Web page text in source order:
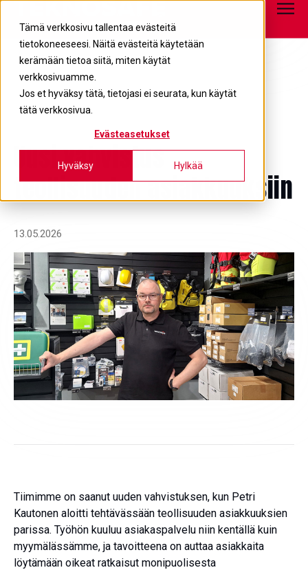
Tämä verkkosivu tallentaa evästeitä
tietokoneeseesi. Näitä evästeitä käytetään
kerämään tietoa siitä, miten käytät
verkkosivuamme.
Jos et hyväksy tätä, tietojasi ei seurata, kun käytät
tätä verkkosivua.
Evästeasetukset
Hyväksy Hylkää
05 680 7700
Uusi vahvistus
teollisuuden asiakkuuksiin
13.05.2026
Tiimimme on saanut uuden vahvistuksen, kun Petri
Kautonen aloitti tehtävässään teollisuuden asiakkuuksien
parissa. Työhön kuuluu asiakaspalvelu niin kentällä kuin
myymälässämme, ja tavoitteena on auttaa asiakkaita
löytämään oikeat ratkaisut monipuolisesta